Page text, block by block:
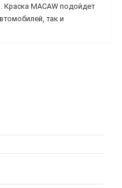
Краска MACAW подойдет
так и